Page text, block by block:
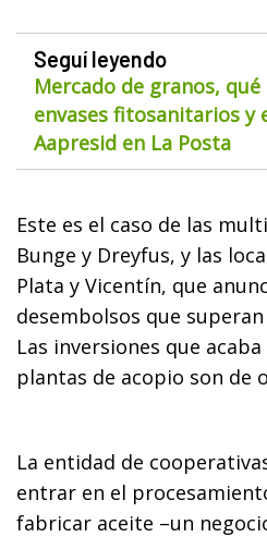
Seguí leyendo
Mercado de granos,
envases fitosanitarios y
Aapresid en La Posta
Este es el caso de las
Bunge y Dreyfus, y las
Plata y Vicentín, que
desembolsos que
Las inversiones que
plantas de acopio son de
La entidad de
entrar en el
fabricar aceite –un